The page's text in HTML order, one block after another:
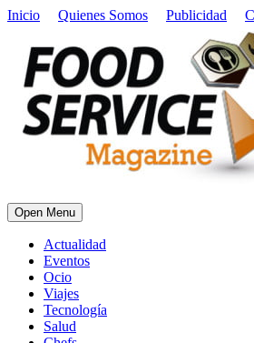
Inicio Quienes Somos Publicidad
Open Menu
Actualidad
Eventos
Ocio
Viajes
Tecnología
Salud